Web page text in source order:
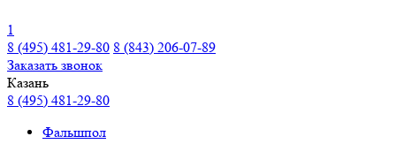
1
8 (495) 481-29-80 8 (843) 206-07-89
Заказать звонок
Казань
8 (495) 481-29-80
Фальшпол